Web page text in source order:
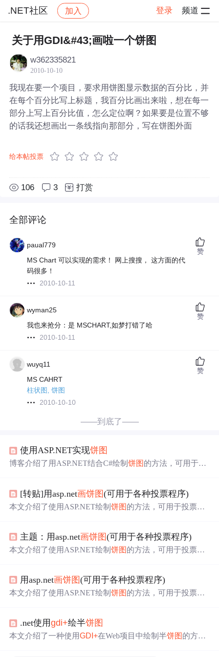
.NET社区 加入 登录 频道
社区 .NET社区 帖子详情
关于用GDI&#43;画啦一个饼图
w362335821
2010-10-10
我现在要一个项目，要求用饼图显示数据的百分比，并
在每个百分比写上标题，我百分比画出来啦，想在每一
部分上写上百分比值，怎么定位啊？如果要是位置不够
的话我还想画出一条线指向那部分，写在饼图外面
给本帖投票
106 3 打赏
全部评论
paual779
MS Chart 可以实现的需求！ 网上搜搜， 这方面的代
码很多！
2010-10-11
赞
wyman25
我也来抢分：是 MSCHART,如梦打错了哈
2010-10-11
赞
wuyq11
MS CAHRT
柱状图, 饼图
2010-10-10
赞
——到底了——
使用ASP.NET实现饼图
博客介绍了用ASP.NET结合C#绘制饼图 的方法，可用于投
G格式输出，同时还提及正在将画折线图和条形图的部分
写进一个类。
[转贴]用asp.net画饼图(可用于各种投票程序)
本文介绍了使用ASP.NET绘制饼图 的方法，可用于投票程
还提及正在将画折线图和条形图部分写进一个类中。
主题：用asp.net画饼图(可用于各种投票程序)
本文介绍了使用ASP.NET绘制饼图 的方法，可用于投票程
码，还提及正在将画 折线图和条形图的部分写进
中。
用asp.net画饼图(可用于各种投票程序)
本文介绍了使用ASP.NET绘制饼图 的方法，可用于投票程
算总票数、绘制饼图及添加标题和图例等代码，还提及正
在将画折线图和条形图功能写进一个 类。
.net使用gdi+绘半饼图
本文介绍了一种使用GDI+在Web项目中绘制半饼图 的方